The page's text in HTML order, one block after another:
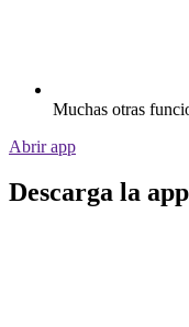
Muchas otras
Abrir app
Descarga la